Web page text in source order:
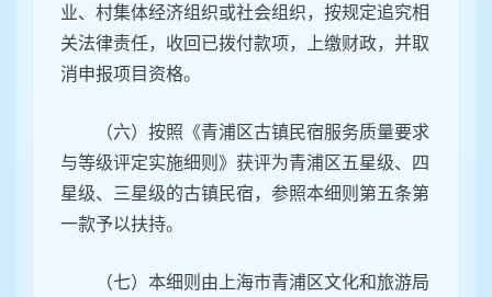
业、村集体经济组织或社会组织，按规定追究相
关法律责任，收回已拨付款项，上缴财政，并取
消申报项目资格。
（六）按照《青浦区古镇民宿服务质量要求
与等级评定实施细则》获评为青浦区五星级、四
星级、三星级的古镇民宿，参照本细则第五条第
一款予以扶持。
（七）本细则由上海市青浦区文化和旅游局